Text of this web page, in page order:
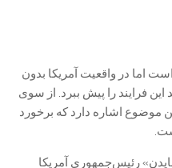
اما در واقعیت آمریکا بدون‌
فرایند را پیش ببرد. از سوی‌
موضوع اشاره دارد که برخورد
رئیس‌جمهوری آمریکا